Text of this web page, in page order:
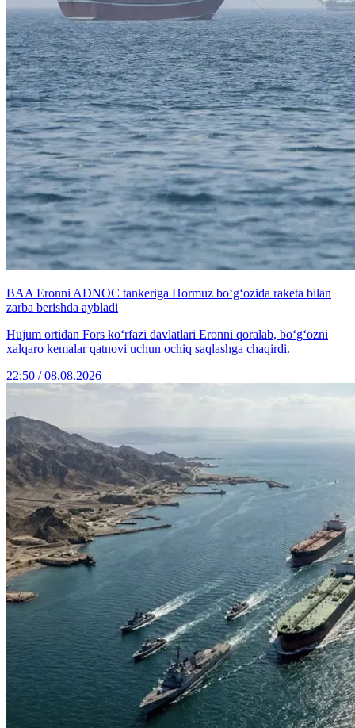
BAA Eronni ADNOC tankeriga Hormuz bo‘g‘ozida raketa bilan
zarba berishda aybladi
Hujum ortidan Fors ko‘rfazi davlatlari Eronni qoralab, bo‘g‘ozni
xalqaro kemalar qatnovi uchun ochiq saqlashga chaqirdi.
22:50 / 08.08.2026